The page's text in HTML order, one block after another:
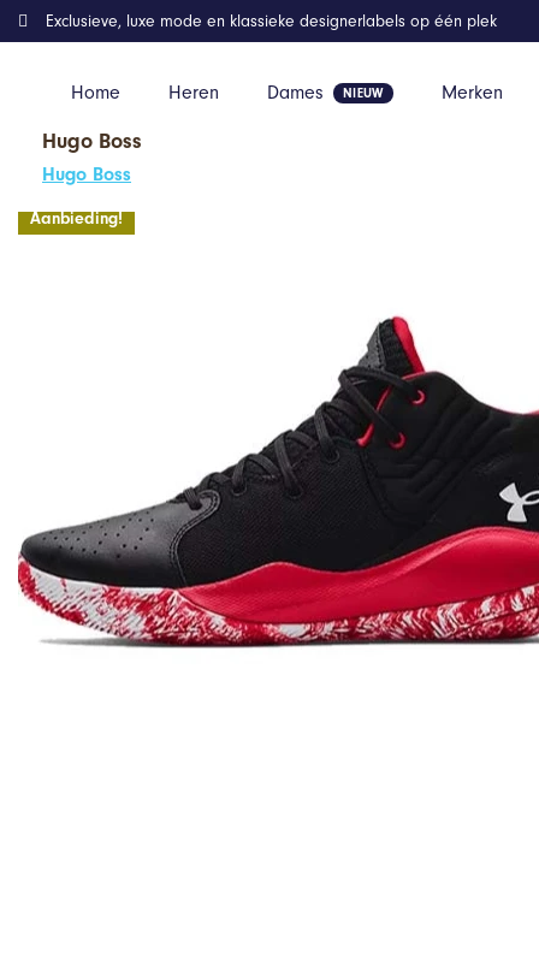
Home Heren Dames Merken
Exclusieve, luxe mode en klassieke designerlabels op één plek
Hugo Boss
Hugo Boss
Home Kleding
Aanbieding!